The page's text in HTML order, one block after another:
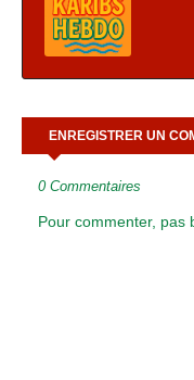
ENREGISTRER UN
0 Commentaires
Pour commenter, pas